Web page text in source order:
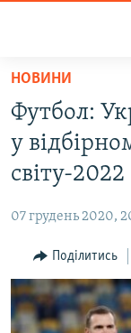
Перейти
основного
матеріалу
Перейти
до
основної
навігації
Перейти
до
пошуку
НОВИНИ
ВОДА.КРИМ
ВІДЕО ТА ФОТО
БЛОГИ
ПОГЛЯД
ІНТЕРВ'Ю
ВСЕ ЗА ДЕНЬ
НОВИНИ
Футбол:
у
світу-2022
07 грудень 2020,
Поділитись